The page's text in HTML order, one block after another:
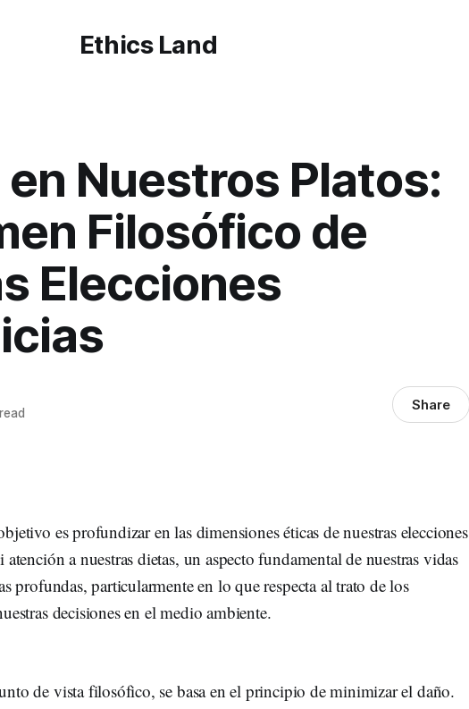
Ethics Land
en Nuestros Platos:
Filosófico de
Elecciones
Share
es profundizar en las dimensiones éticas de nuestras elecciones
a nuestras dietas, un aspecto fundamental de nuestras vidas
profundas, particularmente en lo que respecta al trato de los
decisiones en el medio ambiente.
de vista filosófico, se basa en el principio de minimizar el daño.